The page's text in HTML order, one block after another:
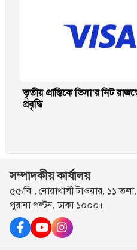
তৃতীয় প্রান্তিকে ভিসা’র নিট
প্রবৃদ্ধি
সম্পাদকীয় কার্যালয়
৫৫/বি , নোয়াখালী টাওয়ার, ১১
পুরানা পল্টন, ঢাকা ১০০০।